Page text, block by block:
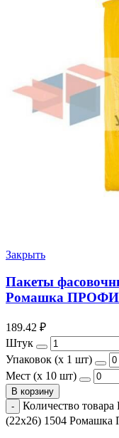
Закрыть
Пакеты
Ромашка ПРОФИ
189.42 ₽
Штук
Упаковок (x 1 шт)
Мест (x 10 шт)
В корзину
Количество
(22х26) 1504